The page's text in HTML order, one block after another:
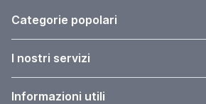
Categorie popolari
I nostri servizi
Informazioni utili